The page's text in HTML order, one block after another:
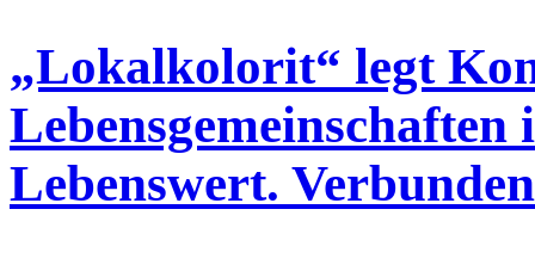
„Lokalkolorit“ legt
Lebenswert.